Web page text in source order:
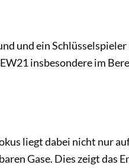
und ein Schlüsselspieler
insbesondere im
liegt dabei nicht nur
Gase. Dies zeigt das